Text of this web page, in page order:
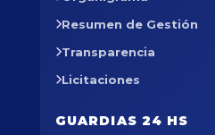
Resumen de Gestión
Transparencia
Licitaciones
GUARDIAS 24 HS